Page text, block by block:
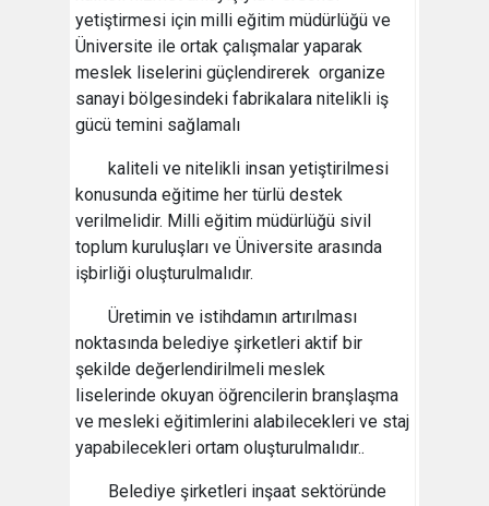
yetiştirmesi için milli eğitim müdürlüğü ve
Üniversite ile ortak çalışmalar yaparak
meslek liselerini güçlendirerek organize
sanayi bölgesindeki fabrikalara nitelikli iş
gücü temini sağlamalı
kaliteli ve nitelikli insan yetiştirilmesi
konusunda eğitime her türlü destek
verilmelidir. Milli eğitim müdürlüğü sivil
toplum kuruluşları ve Üniversite arasında
işbirliği oluşturulmalıdır.
Üretimin ve istihdamın artırılması
noktasında belediye şirketleri aktif bir
şekilde değerlendirilmeli meslek
liselerinde okuyan öğrencilerin branşlaşma
ve mesleki eğitimlerini alabilecekleri ve staj
yapabilecekleri ortam oluşturulmalıdır..
Belediye şirketleri inşaat sektöründe